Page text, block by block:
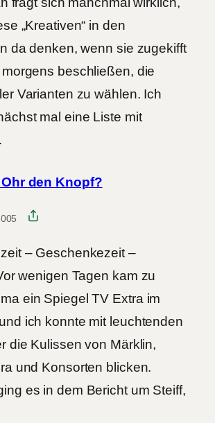
„Kreativen“ in den
da denken, wenn sie zugekifft
beschließen, die
Varianten zu wählen. Ich
mal eine Liste mit
den Knopf?
– Geschenkezeit –
wenigen Tagen kam zu
ein Spiegel TV Extra im
ich konnte mit leuchtenden
die Kulissen von Märklin,
und Konsorten blicken.
es in dem Bericht um Steiff,